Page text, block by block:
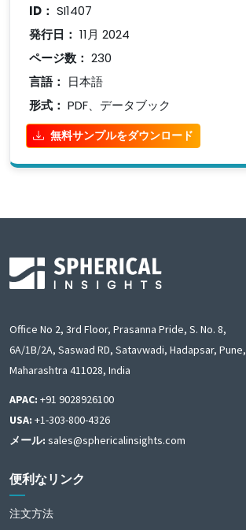
ID： SI1407
発行日： 11月 2024
ページ数： 230
言語： 日本語
形式： PDF、データブック
無料サンプルをダウンロード
Office No 2, 3rd Floor, Prasanna Pride, S. No. 8,
6A/1B/2A, Saswad RD, Satavwadi, Hadapsar, Pune,
Maharashtra 411028, India
APAC: +91 9028926100
USA: +1-303-800-4326
メール: sales@sphericalinsights.com
便利なリンク
注文方法